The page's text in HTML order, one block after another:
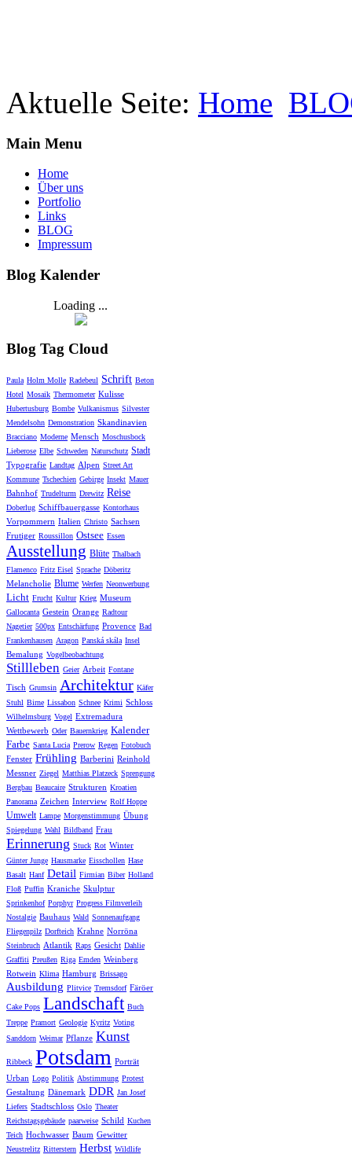
Aktuelle Seite: Home
Main Menu
Home
Über uns
Portfolio
Links
BLOG
Impressum
Blog Kalender
Loading ...
Blog Tag Cloud
Paula Holm Molle Radebeul Schrift Beton
Hotel Mosaik Thermometer Kulisse
Hubertusburg Bombe Vulkanismus Silvester
Mendelsohn Demonstration Skandinavien
Bracciano Moderne Mensch Moschusbock
Lieberose Elbe Schweden Naturschutz Stadt
Typografie Landtag Alpen Street Art
Kommune Tschechien Gebirge Insekt Mauer
Bahnhof Trudelturm Drewitz Reise
Doberlug Schiffbauergasse Kontorhaus
Vorpommern Italien Christo Sachsen
Frutiger Roussillon Ostsee Essen
Ausstellung Blüte Thalbach
Flamenco Fritz Eisel Sprache Döberitz
Melancholie Blume Werfen Neonwerbung
Licht Frucht Kultur Krieg Museum
Gallocanta Gestein Orange Radtour
Nagetier 500px Entschärfung Provence Bad
Frankenhausen Aragon Panská skála Insel
Bemalung Vogelbeobachtung
Stillleben Geier Arbeit Fontane
Tisch Grumsin Architektur Käfer
Stuhl Birne Lissabon Schnee Krimi Schloss
Wilhelmsburg Vogel Extremadura
Wettbewerb Oder Bauernkrieg Kalender
Farbe Santa Lucia Prerow Regen Fotobuch
Fenster Frühling Barberini Reinhold
Messner Ziegel Matthias Platzeck Sprengung
Bergbau Beaucaire Strukturen Kroatien
Panorama Zeichen Interview Rolf Hoppe
Umwelt Lampe Morgenstimmung Übung
Spiegelung Wahl Bildband Frau
Erinnerung Stuck Rot Winter
Günter Junge Hausmarke Eisschollen Hase
Basalt Hanf Detail Firmian Biber Holland
Floß Puffin Kraniche Skulptur
Sprinkenhof Porphyr Progress Filmverleih
Nostalgie Bauhaus Wald Sonnenaufgang
Fliegenpilz Dorfteich Krahne Norröna
Steinbruch Atlantik Raps Gesicht Dahlie
Graffiti Preußen Riga Emden Weinberg
Rotwein Klima Hamburg Brissago
Ausbildung Plitvice Tremsdorf Färöer
Cake Pops Landschaft Buch
Treppe Pramort Geologie Kyritz Voting
Sanddorn Weimar Pflanze Kunst
Ribbeck Potsdam Porträt
Urban Logo Politik Abstimmung Protest
Gestaltung Dänemark DDR Jan Josef
Liefers Stadtschloss Oslo Theater
Reichstagsgebäude paarweise Schild Kuchen
Teich Hochwasser Baum Gewitter
Neustrelitz Ritterstern Herbst Wildlife